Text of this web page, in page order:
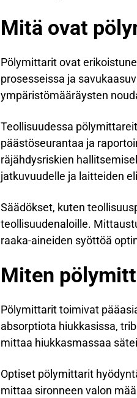
Mitä ovat
Pölymittarit ovat
prosesseissa ja
ympäristömääräysten
Teollisuudessa
päästöseurantaa ja
räjähdysriskien
jatkuvuudelle ja laitteiden
Säädökset, kuten
teollisuudenaloille.
raaka-aineiden syöttöä
Miten
Pölymittarit toimivat
absorptiota hiukkasissa,
mittaa hiukkasmassaa
Optiset pölymittarit
mittaa sironneen valon